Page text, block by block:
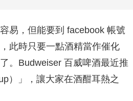
易，但能要到 facebook 帳號
此時只要一點酒精當作催化
。Budweiser 百威啤酒最近推
）」，讓大家在酒酣耳熱之